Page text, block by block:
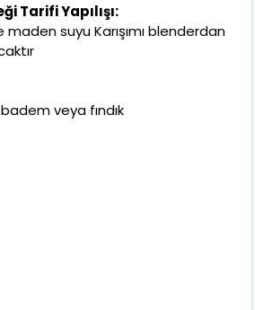
Tarifi Yapılışı:
maden suyu Karışımı blenderdan
veya fındık